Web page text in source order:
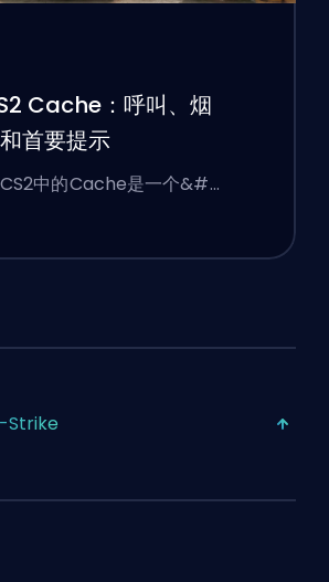
Cache：呼叫、烟
首要提示
中的Cache是一个&#…
Strike